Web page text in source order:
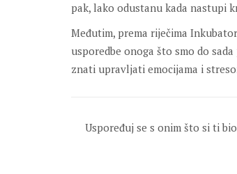
pak, lako odustanu kada nastupi
Međutim, prema riječima
usporedbe onoga što smo do
znati upravljati emocijama i
Uspoređuj se s onim što si ti